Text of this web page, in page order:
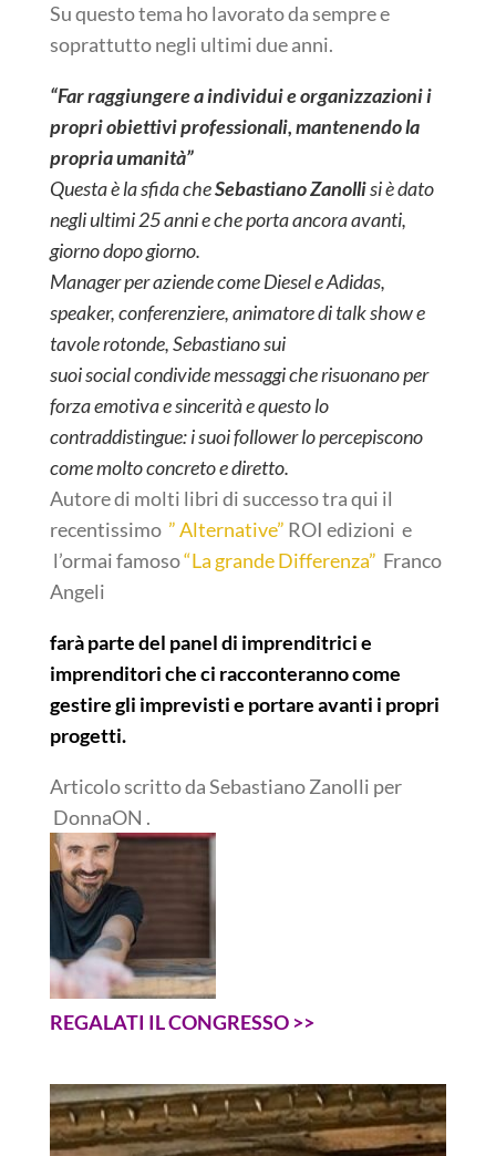
Su questo tema ho lavorato da sempre e
soprattutto negli ultimi due anni.
“Far raggiungere a individui e organizzazioni i
propri obiettivi professionali, mantenendo la
propria umanità”
Questa è la sfida cheSebastiano Zanollisi è dato
negli ultimi 25 anni e che porta ancora avanti,
giorno dopo giorno.
Manager per aziende come Diesel e Adidas,
speaker, conferenziere, animatore di talk show e
tavole rotonde, Sebastiano sui
suoi social condivide messaggi che risuonano per
forza emotiva e sincerità e questo lo
contraddistingue: i suoi follower lo percepiscono
come molto concreto e diretto.
Autore di molti libri di successo tra qui il
recentissimo ” Alternative” ROI edizioni e
l’ormai famoso“La grande Differenza” Franco
Angeli
farà parte del panel di imprenditrici e
imprenditori che ci racconteranno come
gestire gli imprevisti e portare avanti i propri
progetti.
Articolo scritto da Sebastiano Zanolli per
DonnaON .
REGALATI IL CONGRESSO >>